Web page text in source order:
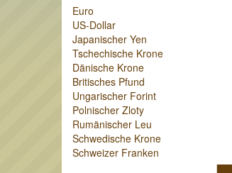
Euro
US-Dollar
Japanischer Yen
Tschechische Krone
Dänische Krone
Britisches Pfund
Ungarischer Forint
Polnischer Zloty
Rumänischer Leu
Schwedische Krone
Schweizer Franken